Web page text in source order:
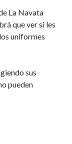
La Navata
que ver si les
uniformes
sus
pueden